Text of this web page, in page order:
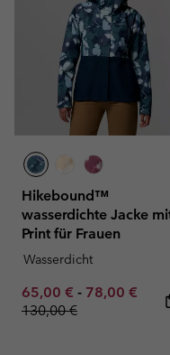
Hikebound™
wasserdichte Jacke
Print für Frauen
Wasserdicht
Minimum sale price:
65,00 € - Maximum
78,00 €
130,00 €